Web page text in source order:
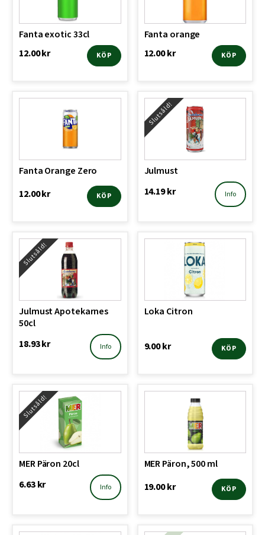
Fanta exotic 33cl
12.00kr KÖP
Fanta orange
12.00kr KÖP
Fanta Orange Zero
12.00kr KÖP
Slutsåld!
Julmust
14.19kr Info
Slutsåld!
Julmust Apotekarnes
50cl
18.93kr Info
Loka Citron
9.00kr KÖP
Slutsåld!
MER Päron 20cl
6.63kr Info
MER Päron, 500 ml
19.00kr KÖP